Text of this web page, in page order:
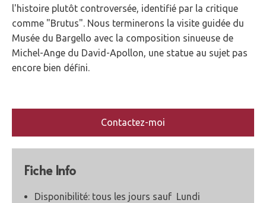
l'histoire plutôt controversée, identifié par la critique
comme "Brutus". Nous terminerons la visite guidée du
Musée du Bargello avec la composition sinueuse de
Michel-Ange du David-Apollon, une statue au sujet pas
encore bien défini.
Contactez-moi
Fiche Info
Disponibilité: tous les jours sauf Lundi